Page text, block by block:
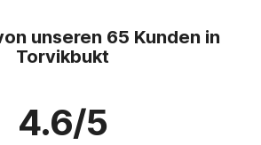
unseren 65 Kunden in
Torvikbukt
4.6/5